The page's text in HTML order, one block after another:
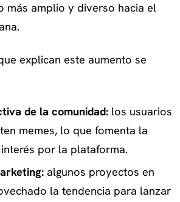
más amplio y diverso hacia el
explican este aumento se
de la comunidad:los usuarios
memes, lo que fomenta la
por la plataforma.
algunos proyectos en
la tendencia para lanzar